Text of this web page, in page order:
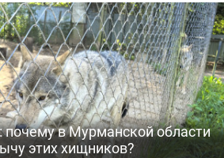
почему в Мурманской области
этих хищников?